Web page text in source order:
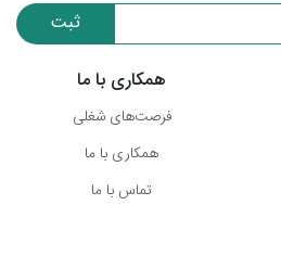
ثبت
همکاری با ما
فرصت‌های شغلی
همکاری با ما
تماس با ما